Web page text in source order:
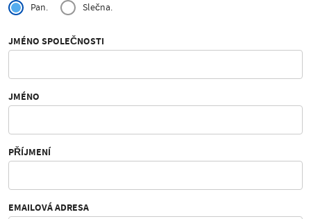
Pan. Slečna.
JMÉNO SPOLEČNOSTI
JMÉNO
PŘÍJMENÍ
EMAILOVÁ ADRESA